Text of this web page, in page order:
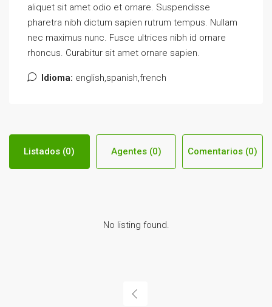
aliquet sit amet odio et ornare. Suspendisse
pharetra nibh dictum sapien rutrum tempus. Nullam
nec maximus nunc. Fusce ultrices nibh id ornare
rhoncus. Curabitur sit amet ornare sapien.
Idioma: english,spanish,french
Listados (0) Agentes (0) Comentarios (0)
No listing found.